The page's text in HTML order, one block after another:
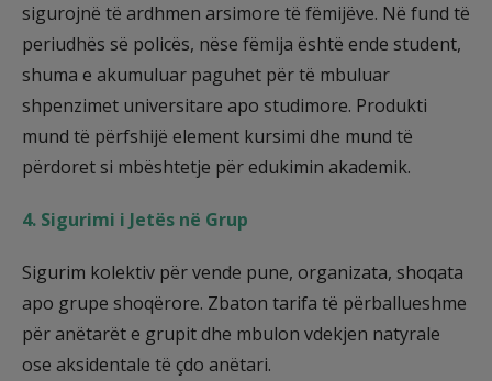
sigurojnë të ardhmen arsimore të fëmijëve. Në fund të
periudhës së policës, nëse fëmija është ende student,
shuma e akumuluar paguhet për të mbuluar
shpenzimet universitare apo studimore. Produkti
mund të përfshijë element kursimi dhe mund të
përdoret si mbështetje për edukimin akademik.
4. Sigurimi i Jetës në Grup
Sigurim kolektiv për vende pune, organizata, shoqata
apo grupe shoqërore. Zbaton tarifa të përballueshme
për anëtarët e grupit dhe mbulon vdekjen natyrale
ose aksidentale të çdo anëtari.